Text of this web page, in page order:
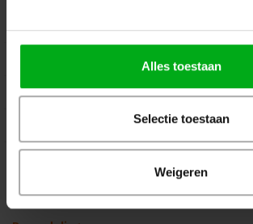
Alles toestaan
Selectie toestaan
Weigeren
Mijn Account